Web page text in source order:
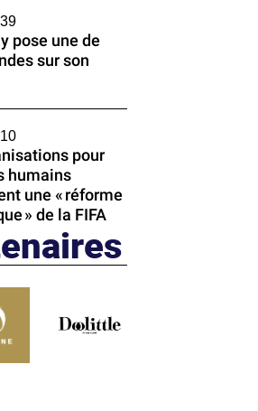
pose une de
sur son
pour
humains
une « réforme
» de la FIFA